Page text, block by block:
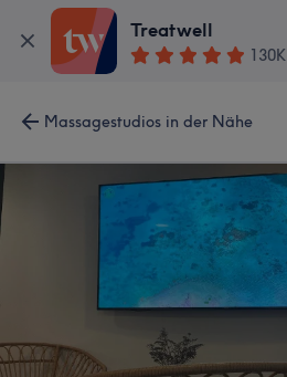
Treatwell
130K
Massagestudios in der Nähe